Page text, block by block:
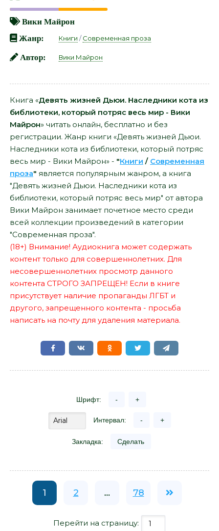
Вики Майрон
Жанр:
Книги /Современная проза
Автор: Вики Майрон
Книга «Девять жизней Дьюи. Наследники кота из
библиотеки, который потряс весь мир - Вики
Майрон» читать онлайн, бесплатно и без
регистрации. Жанр книги «Девять жизней Дьюи.
Наследники кота из библиотеки, который потряс
весь мир - Вики Майрон» - "Книги / Современная
проза" является популярным жанром, а книга
"Девять жизней Дьюи. Наследники кота из
библиотеки, который потряс весь мир" от автора
Вики Майрон занимает почетное место среди
всей коллекции произведений в категории
"Современная проза".
(18+) Внимание! Аудиокнига может содержать
контент только для совершеннолетних. Для
несовершеннолетних просмотр данного
контента СТРОГО ЗАПРЕЩЕН! Если в книге
присутствует наличие пропаганды ЛГБТ и
другого, запрещенного контента - просьба
написать на почту для удаления материала.
Шрифт: - +
Интервал: - +
Закладка: Сделать
1 2 ... 78
Перейти на страницу: